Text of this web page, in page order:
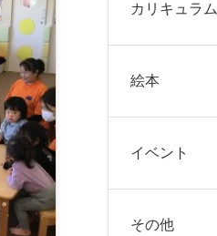
カリキュラム
絵本
イベント
その他